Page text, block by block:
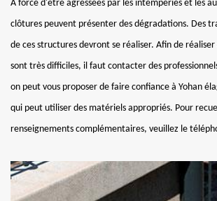
À force d'être agressées par les intempéries et les
clôtures peuvent présenter des dégradations. Des
de ces structures devront se réaliser. Afin de
sont très difficiles, il faut contacter des
on peut vous proposer de faire confiance à Yohan
qui peut utiliser des matériels appropriés. Pour
renseignements complémentaires, veuillez le